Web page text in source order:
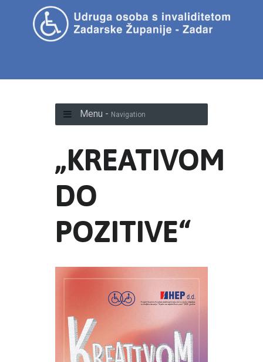
Menu - Navigation
„KREATIVOM
DO
POZITIVE“